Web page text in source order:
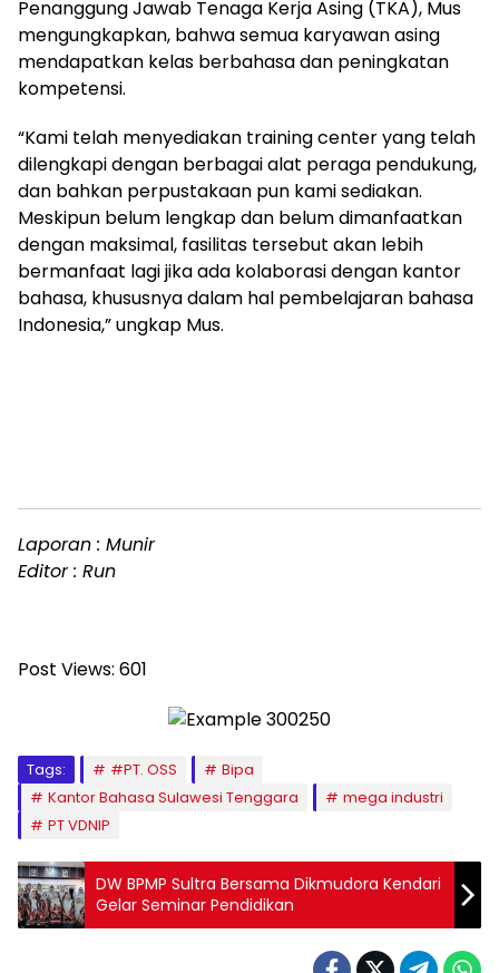
Penanggung Jawab Tenaga Kerja Asing (TKA), Mus
mengungkapkan, bahwa semua karyawan asing
mendapatkan kelas berbahasa dan peningkatan
kompetensi.
“Kami telah menyediakan training center yang telah
dilengkapi dengan berbagai alat peraga pendukung,
dan bahkan perpustakaan pun kami sediakan.
Meskipun belum lengkap dan belum dimanfaatkan
dengan maksimal, fasilitas tersebut akan lebih
bermanfaat lagi jika ada kolaborasi dengan kantor
bahasa, khususnya dalam hal pembelajaran bahasa
Indonesia,” ungkap Mus.
Laporan : Munir
Editor : Run
Post Views: 601
Tags: #PT. OSS
Bipa
Kantor Bahasa Sulawesi Tenggara
mega industri
PT VDNIP
DW BPMP Sultra Bersama Dikmudora Kendari
Gelar Seminar Pendidikan